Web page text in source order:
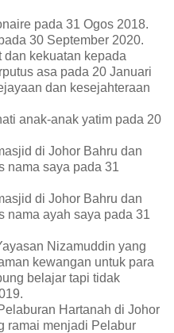
pada 31 Ogos 2018.
30 September 2020.
kekuatan kepada
asa pada 20 Januari
dan kesejahteraan
anak-anak yatim pada 20
di Johor Bahru dan
nama saya pada 31
di Johor Bahru dan
nama ayah saya pada 31
Nizamuddin yang
kewangan untuk para
belajar tapi tidak
Hartanah di Johor
ramai menjadi Pelabur